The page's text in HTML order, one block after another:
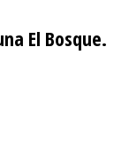
El Bosque.